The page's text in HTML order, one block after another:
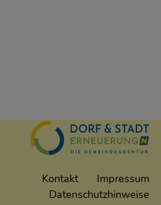
Kontakt
Impressum
Datenschutzhinweise